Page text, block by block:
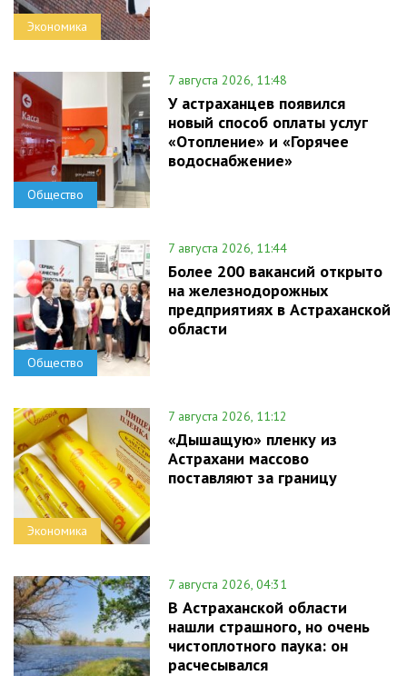
Экономика
Общество
7 августа 2026, 11:48
У астраханцев появился
новый способ оплаты услуг
«Отопление» и «Горячее
водоснабжение»
Общество
7 августа 2026, 11:44
Более 200 вакансий открыто
на железнодорожных
предприятиях в Астраханской
области
Экономика
7 августа 2026, 11:12
«Дышащую» пленку из
Астрахани массово
поставляют за границу
7 августа 2026, 04:31
В Астраханской области
нашли страшного, но очень
чистоплотного паука: он
расчесывался